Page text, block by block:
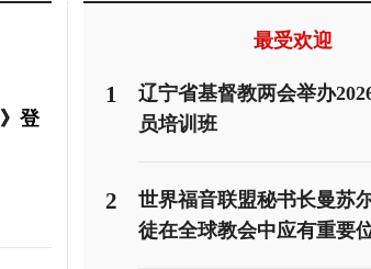
登
最受欢迎
1
辽宁省基督教两会举办
员培训班
2
世界福音联盟秘书长曼苏
徒在全球教会中应有重要